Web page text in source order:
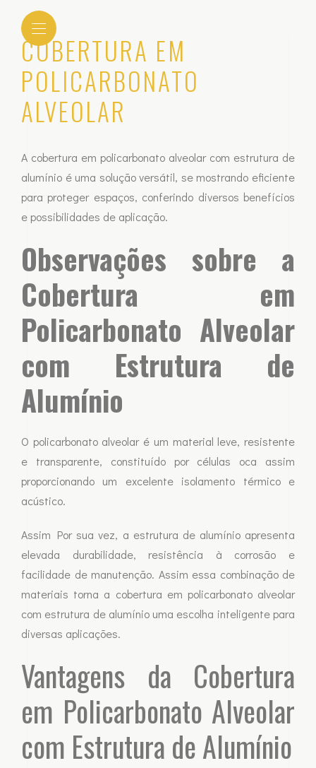
COBERTURA EM
POLICARBONATO
ALVEOLAR
A cobertura em policarbonato alveolar com estrutura de
alumínio é uma solução versátil, se mostrando eficiente
para proteger espaços, conferindo diversos benefícios
e possibilidades de aplicação.
Observações sobre a
Cobertura em
Policarbonato Alveolar
com Estrutura de
Alumínio
O policarbonato alveolar é um material leve, resistente
e transparente, constituído por células oca assim
proporcionando um excelente isolamento térmico e
acústico.
Assim Por sua vez, a estrutura de alumínio apresenta
elevada durabilidade, resistência à corrosão e
facilidade de manutenção. Assim essa combinação de
materiais torna a cobertura em policarbonato alveolar
com estrutura de alumínio uma escolha inteligente para
diversas aplicações.
Vantagens da Cobertura
em Policarbonato Alveolar
com Estrutura de Alumínio